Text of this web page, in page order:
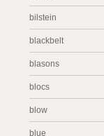
bilstein
blackbelt
blasons
blocs
blow
blue